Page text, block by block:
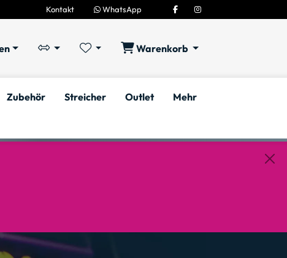
Kontakt WhatsApp
Warenkorb
Zubehör Streicher Outlet Mehr